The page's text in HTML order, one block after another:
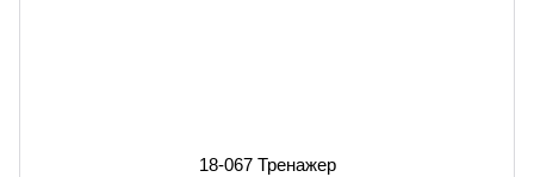
18-067 Тренажер